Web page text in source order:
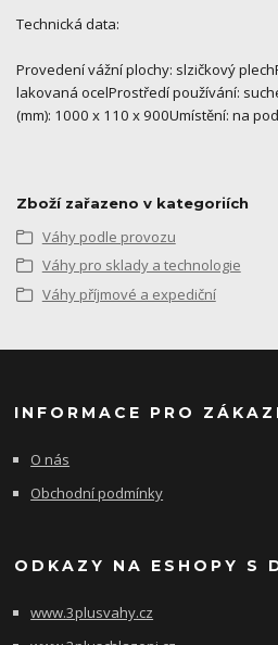
Technická data:
Provedení vážní plochy: slzičkový
lakovaná ocelProstředí používání:
(mm): 1000 x 110 x 900Umístění: na
Zboží zařazeno v kategoriích
Váhy podle provozu
Váhy pro sklady a technologie
Váhy příjmové a expediční
INFORMACE PRO
O nás
Obchodní podmínky
ODKAZY NA ESHOPY S
www.3plusvahy.cz